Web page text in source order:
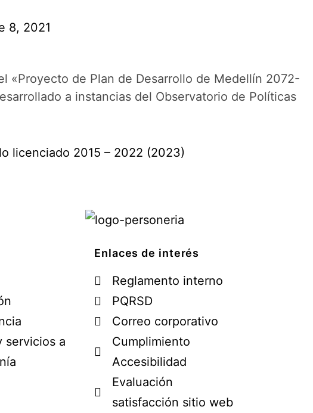
8, 2021
«Proyecto de Plan de Desarrollo de Medellín 2072-
a instancias del Observatorio de Políticas
licenciado 2015 – 2022 (2023)
servicios a
Enlaces de interés
Reglamento interno
PQRSD
Correo corporativo
Cumplimiento
Accesibilidad
Evaluación
satisfacción sitio web